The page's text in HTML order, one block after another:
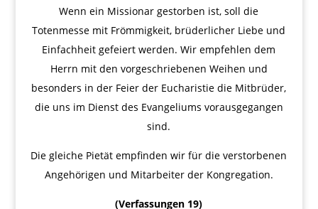
Wenn ein Missionar gestorben ist, soll die
Totenmesse mit Frömmigkeit, brüderlicher Liebe und
Einfachheit gefeiert werden. Wir empfehlen dem
Herrn mit den vorgeschriebenen Weihen und
besonders in der Feier der Eucharistie die Mitbrüder,
die uns im Dienst des Evangeliums vorausgegangen
sind.
Die gleiche Pietät empfinden wir für die verstorbenen
Angehörigen und Mitarbeiter der Kongregation.
(Verfassungen 19)